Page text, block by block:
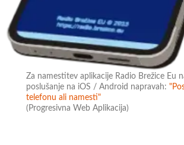
Za namestitev aplikacije Radio Brežice Eu
poslušanje na iOS / Android napravah:
telefonu ali namesti"
(Progresivna Web Aplikacija)